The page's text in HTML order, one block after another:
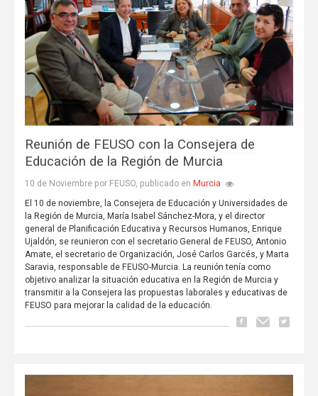
Reunión de FEUSO con la Consejera de
Educación de la Región de Murcia
10 de Noviembre por FEUSO, publicado en Murcia
El 10 de noviembre, la Consejera de Educación y Universidades de
la Región de Murcia, María Isabel Sánchez-Mora, y el director
general de Planificación Educativa y Recursos Humanos, Enrique
Ujaldón, se reunieron con el secretario General de FEUSO, Antonio
Amate, el secretario de Organización, José Carlos Garcés, y Marta
Saravia, responsable de FEUSO-Murcia. La reunión tenía como
objetivo analizar la situación educativa en la Región de Murcia y
transmitir a la Consejera las propuestas laborales y educativas de
FEUSO para mejorar la calidad de la educación.